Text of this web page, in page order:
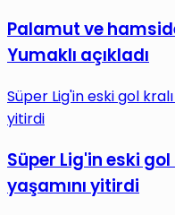
Palamut ve
Yumaklı açıkladı
Süper Lig'in eski gol
yitirdi
Süper Lig'in eski
yaşamını yitirdi